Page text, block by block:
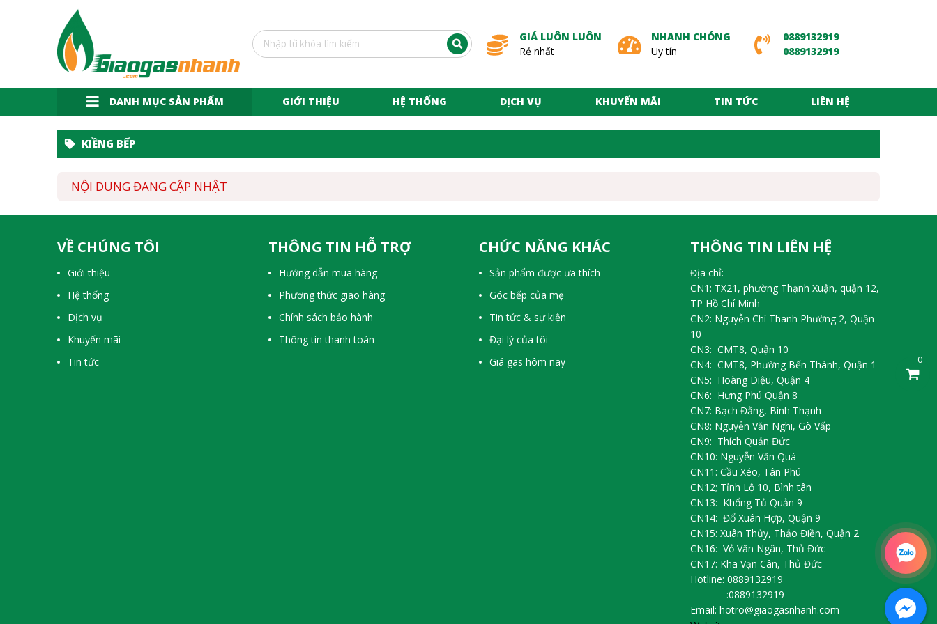
0
GIÁ LUÔN LUÔN
Rẻ nhất
NHANH CHÓNG
Uy tín
0889132919
0889132919
DANH MỤC SẢN PHẨM GIỚI THIỆU HỆ THỐNG DỊCH VỤ KHUYẾN MÃI TIN TỨC LIÊN HỆ
KIỀNG BẾP
NỘI DUNG ĐANG CẬP NHẬT
VỀ CHÚNG TÔI
Giới thiệu
Hệ thống
Dịch vụ
Khuyến mãi
Tin tức
THÔNG TIN HỖ TRỢ
Hướng dẫn mua hàng
Phương thức giao hàng
Chính sách bảo hành
Thông tin thanh toán
CHỨC NĂNG KHÁC
Sản phẩm được ưa thích
Góc bếp của mẹ
Tin tức & sự kiện
Đại lý của tôi
Giá gas hôm nay
THÔNG TIN LIÊN HỆ
Địa chỉ:
CN1: TX21, phường Thạnh Xuận, quận 12,
TP Hồ Chí Minh
CN2: Nguyễn Chí Thanh Phường 2, Quận
10
CN3: CMT8, Quận 10
CN4: CMT8, Phường Bến Thành, Quận 1
CN5: Hoàng Diệu, Quận 4
CN6: Hưng Phú Quận 8
CN7: Bạch Đằng, Bình Thạnh
CN8: Nguyễn Văn Nghi, Gò Vấp
CN9: Thích Quản Đức
CN10: Nguyễn Văn Quá
CN11: Cầu Xéo, Tân Phú
CN12; Tỉnh Lộ 10, Bình tân
CN13: Khổng Tủ Quản 9
CN14: Đổ Xuân Hợp, Quận 9
CN15: Xuân Thủy, Thảo Điền, Quận 2
CN16: Vỏ Văn Ngân, Thủ Đức
CN17: Kha Vạn Cân, Thủ Đức
Hotline: 0889132919
:0889132919
Email: hotro@giaogasnhanh.com